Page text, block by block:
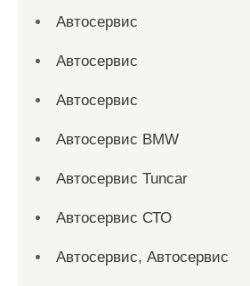
Автосервис
Автосервис
Автосервис
Автосервис BMW
Автосервис Tuncar
Автосервис СТО
Автосервис, Автосервис